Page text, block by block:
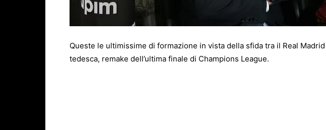
Queste le ultimissime di formazione in vista della sfida tra il Real
tedesca, remake dell’ultima finale di Champions League.